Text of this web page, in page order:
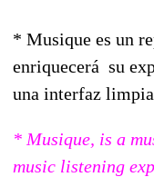
* Musique es un
enriquecerá su
una interfaz
* Musique, is a
music listening